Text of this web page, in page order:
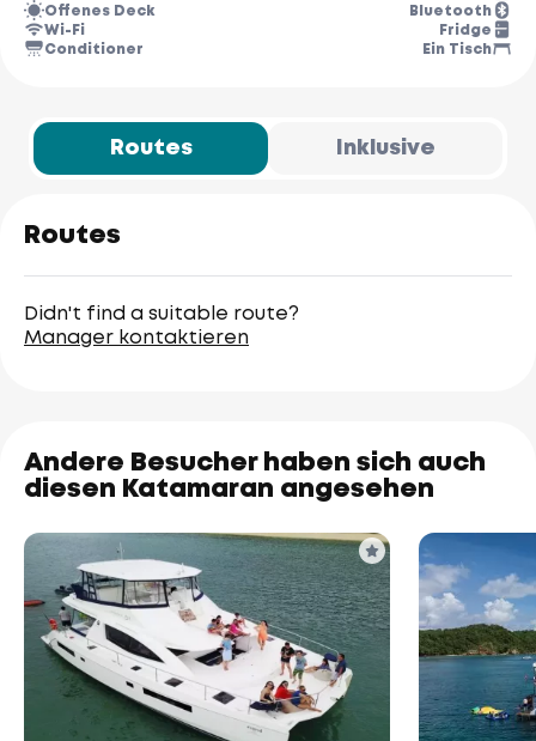
Offenes Deck
Bluetooth
Wi-Fi
Fridge
Conditioner
Ein Tisch
Routes Inklusive
Routes
Didn't find a suitable route?
Manager kontaktieren
Andere Besucher haben sich auch
diesen Katamaran angesehen